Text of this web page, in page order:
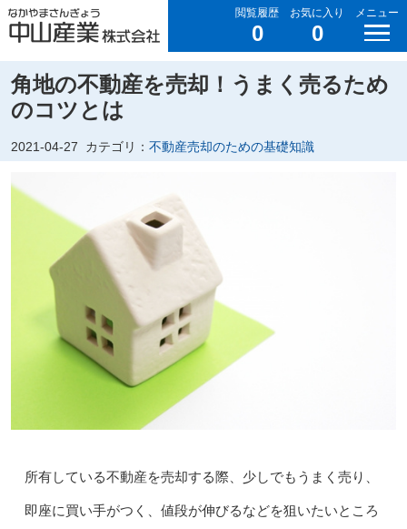
閲覧履歴
0
お気に入り
0
メニュー
角地の不動産を売却！うまく売るため
のコツとは
2021-04-27 カテゴリ： 不動産売却のための基礎知識
所有している不動産を売却する際、少しでもうまく売り、
即座に買い手がつく、値段が伸びるなどを狙いたいところ